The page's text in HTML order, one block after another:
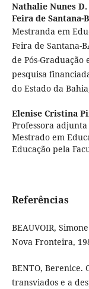
Nathalie Nunes
Feira de Santana-
Mestranda em
Feira de Santana-
de Pós-Graduação
pesquisa
do Estado da
Elenise Cristina
Professora
Mestrado em
Educação pela
Referências
BEAUVOIR,
Nova Fronteira,
BENTO, Berenice.
transviados e a